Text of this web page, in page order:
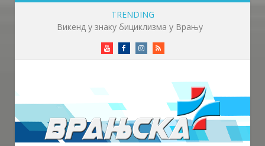
TRENDING
YoutubeFacebookInstagram
RSS